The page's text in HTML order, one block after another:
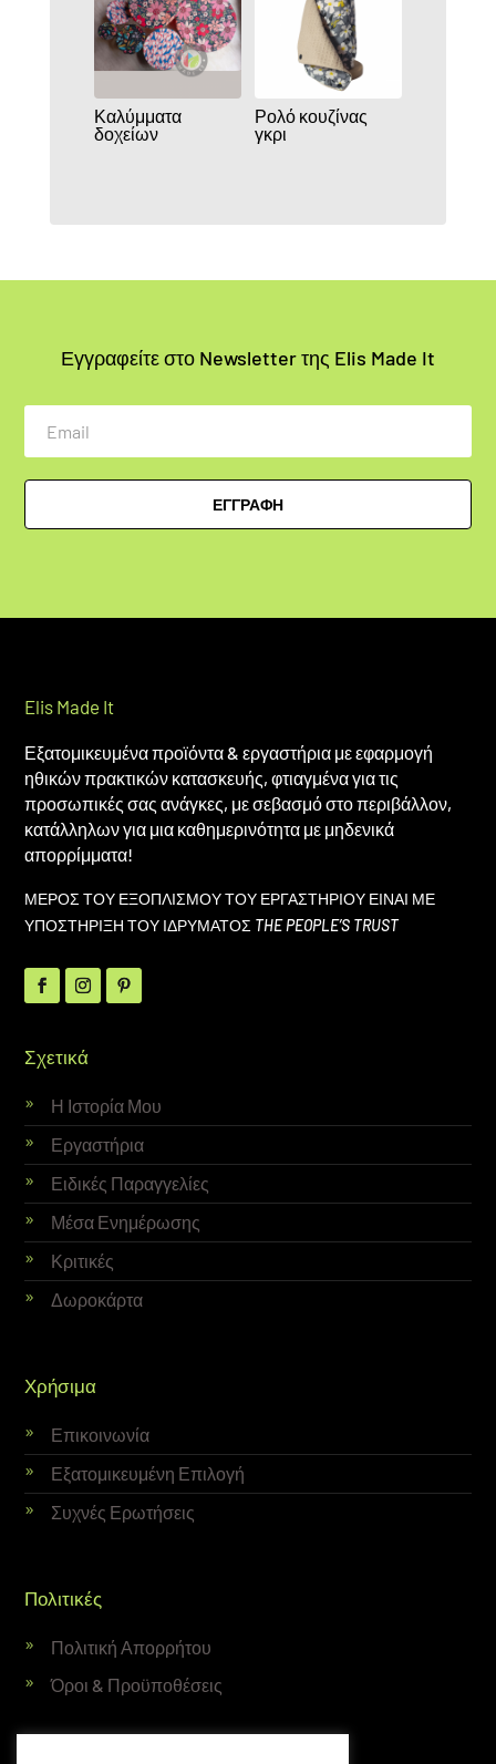
Καλύμματα
δοχείων
Ρολό κουζίνας
γκρι
Εγγραφείτε στο Newsletter της Elis Made It
Email
ΕΓΓΡΑΦΗ
Elis Made It
Εξατομικευμένα προϊόντα & εργαστήρια με εφαρμογή
ηθικών πρακτικών κατασκευής, φτιαγμένα για τις
προσωπικές σας ανάγκες, με σεβασμό στο περιβάλλον,
κατάλληλων για μια καθημερινότητα με μηδενικά
απορρίμματα!
ΜΕΡΟΣ ΤΟΥ ΕΞΟΠΛΙΣΜΟΥ ΤΟΥ ΕΡΓΑΣΤΗΡΙΟΥ ΕΙΝΑΙ ΜΕ
ΥΠΟΣΤΗΡΙΞΗ ΤΟΥ ΙΔΡΥΜΑΤΟΣ THE PEOPLE’S TRUST
Σχετικά
Η Ιστορία Μου
Εργαστήρια
Ειδικές Παραγγελίες
Μέσα Ενημέρωσης
Κριτικές
Δωροκάρτα
Χρήσιμα
Επικοινωνία
Εξατομικευμένη Επιλογή
Συχνές Ερωτήσεις
Πολιτικές
Πολιτική Απορρήτου
Όροι & Προϋποθέσεις